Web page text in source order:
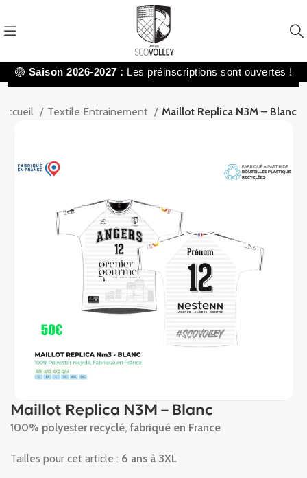
🏐 Saison 2026-2027 : Les préinscriptions sont ouvertes !
Accueil Textile Entrainement Maillot Replica N3M – Blanc
Maillot Replica N3M – Blanc
100% polyester recyclé, fabriqué en France
Tailles pour cet article : 6 ans à 3XL